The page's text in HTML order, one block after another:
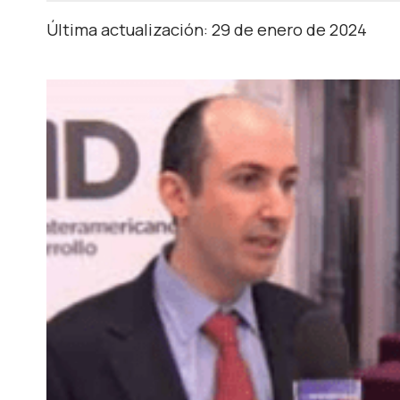
Última actualización: 29 de enero de 2024